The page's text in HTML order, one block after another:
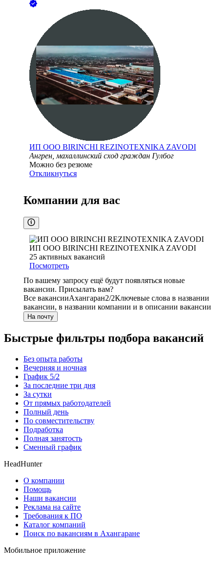
ИП ООО BIRINCHI REZINOTEXNIKA ZAVODI
Ангрен, махаллинский сход граждан Гулбог
Можно без резюме
Откликнуться
Компании для вас
ИП ООО BIRINCHI REZINOTEXNIKA ZAVODI
25 активных вакансий
Посмотреть
По вашему запросу ещё будут появляться новые
вакансии. Присылать вам?
Все вакансииАхангаран2/2Ключевые слова в названии
вакансии, в названии компании и в описании вакансии
На почту
Быстрые фильтры подбора вакансий
Без опыта работы
Вечерняя и ночная
График 5/2
За последние три дня
За сутки
От прямых работодателей
Полный день
По совместительству
Подработка
Полная занятость
Сменный график
HeadHunter
О компании
Помощь
Наши вакансии
Реклама на сайте
Требования к ПО
Каталог компаний
Поиск по вакансиям в Ахангаране
Мобильное приложение